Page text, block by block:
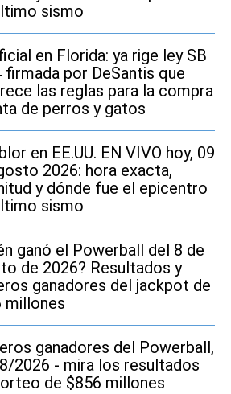
sismo
en Florida: ya rige ley SB
firmada por DeSantis que
las reglas para la compra
de perros y gatos
en EE.UU. EN VIVO hoy, 09
2026: hora exacta,
y dónde fue el epicentro
sismo
ganó el Powerball del 8 de
de 2026? Resultados y
ganadores del jackpot de
millones
ganadores del Powerball,
2026 - mira los resultados
de $856 millones